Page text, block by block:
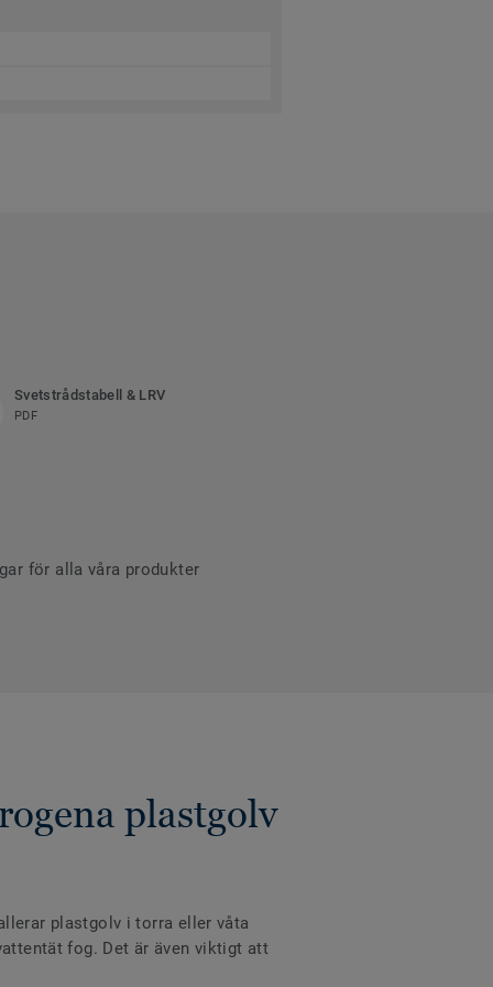
Svetstrådstabell & LRV
PDF
för alla våra produkter
plastgolv
plastgolv i torra eller våta
fog. Det är även viktigt att